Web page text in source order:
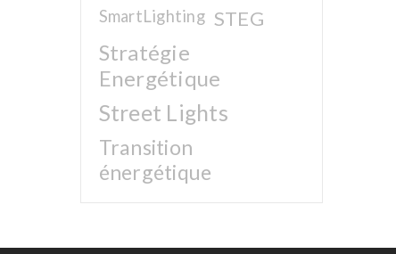
SmartLighting STEG
Stratégie
Energétique
Street Lights
Transition
énergétique